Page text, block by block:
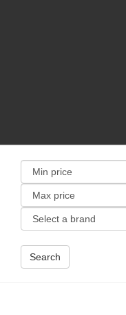
Search